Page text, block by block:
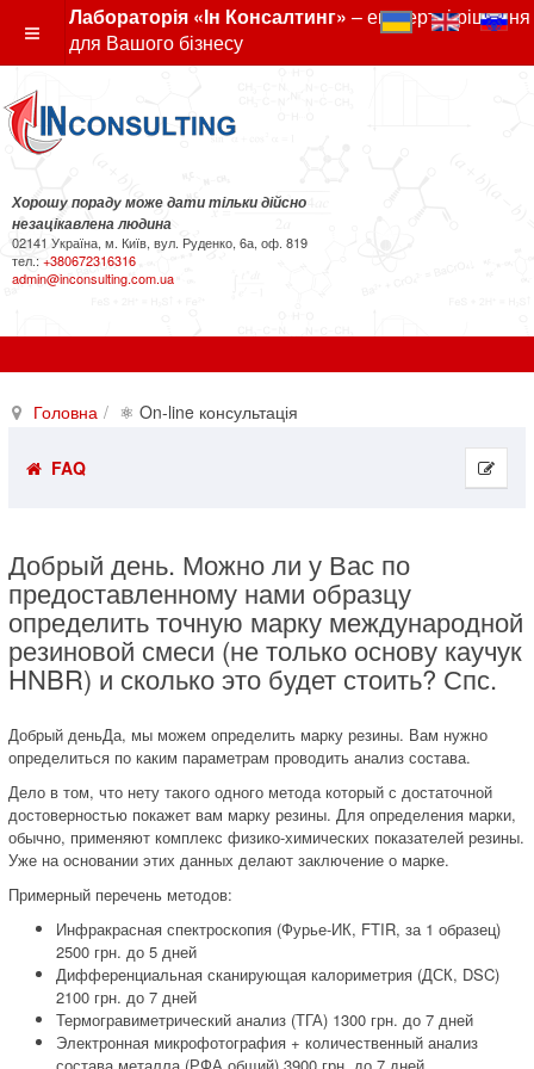
Лабораторія «Ін Консалтинг» – експертні рішення
для Вашого бізнесу
Хорошу пораду може дати тільки дійсно
незацікавлена людина
02141 Україна, м. Київ, вул. Руденко, 6а, оф. 819
тел.: +380672316316
admin@inconsulting.com.ua
Головна ⚛ On-line консультація
FAQ
Добрый день. Можно ли у Вас по
предоставленному нами образцу
определить точную марку международной
резиновой смеси (не только основу каучук
HNBR) и сколько это будет стоить? Спс.
Добрый деньДа, мы можем определить марку резины. Вам нужно
определиться по каким параметрам проводить анализ состава.
Дело в том, что нету такого одного метода который с достаточной
достоверностью покажет вам марку резины. Для определения марки,
обычно, применяют комплекс физико-химических показателей резины.
Уже на основании этих данных делают заключение о марке.
Примерный перечень методов:
Инфракрасная спектроскопия (Фурье-ИК, FTIR, за 1 образец)
2500 грн. до 5 дней
Дифференциальная сканирующая калориметрия (ДСК, DSC)
2100 грн. до 7 дней
Термогравиметрический анализ (ТГА) 1300 грн. до 7 дней
Электронная микрофотография + количественный анализ